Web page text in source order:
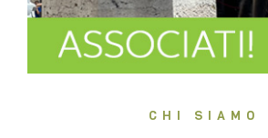
CHI SIAMO